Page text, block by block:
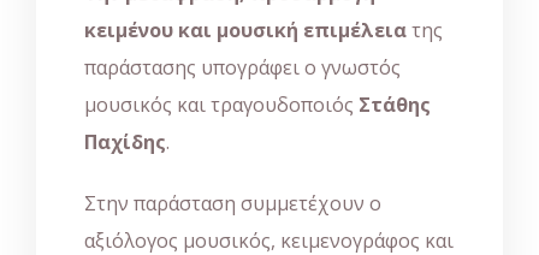
κειμένου και μουσική επιμέλειατης
παράστασης υπογράφει ο γνωστός
μουσικός και τραγουδοποιός Στάθης
Παχίδης.
Στην παράσταση συμμετέχουν ο
αξιόλογος μουσικός, κειμενογράφος και